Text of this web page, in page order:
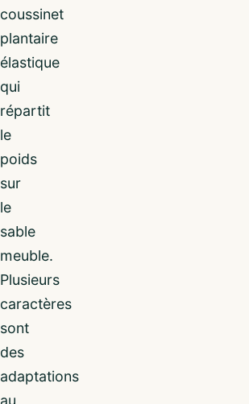
coussinet
plantaire
élastique
qui
répartit
le
poids
sur
le
sable
meuble.
Plusieurs
caractères
sont
des
adaptations